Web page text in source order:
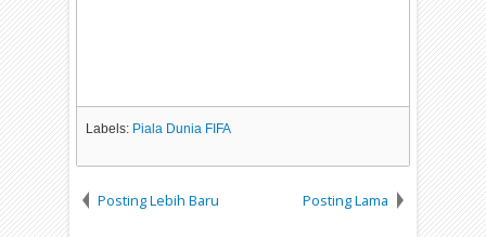
Labels: Piala Dunia FIFA
Posting Lebih Baru Posting Lama